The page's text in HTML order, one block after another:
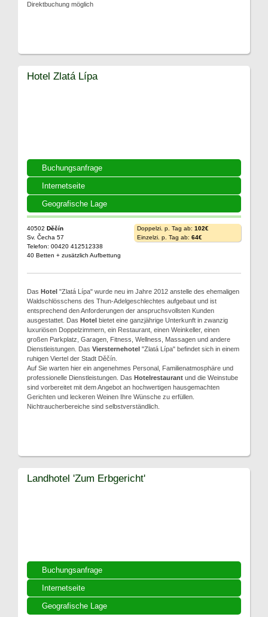
Direktbuchung möglich
Buchungsanfrage
Internetseite
Geografische Lage
Hotel Zlatá Lípa
40502 Děčín
Sv. Čecha 57
Telefon: 00420 412512338
40 Betten + zusätzlich Aufbettung
Doppelzi. p. Tag ab: 102€
Einzelzi. p. Tag ab: 64€
Das Hotel "Zlatá Lípa" wurde neu im Jahre 2012 anstelle des ehemaligen
Waldschlösschens des Thun-Adelgeschlechtes aufgebaut und ist
entsprechend den Anforderungen der anspruchsvollsten Kunden
ausgestattet. Das Hotel bietet eine ganzjährige Unterkunft in zwanzig
luxuriösen Doppelzimmern, ein Restaurant, einen Weinkeller, einen
großen Parkplatz, Garagen, Fitness, Wellness, Massagen und andere
Dienstleistungen. Das Viersternehotel "Zlatá Lípa" befindet sich in einem
ruhigen Viertel der Stadt Děčín.
Auf Sie warten hier ein angenehmes Personal, Familienatmosphäre und
professionelle Dienstleistungen. Das Hotelrestaurant und die Weinstube
sind vorbereitet mit dem Angebot an hochwertigen hausgemachten
Gerichten und leckeren Weinen Ihre Wünsche zu erfüllen.
Nichtraucherbereiche sind selbstverständlich.
Buchungsanfrage
Internetseite
Geografische Lage
Landhotel 'Zum Erbgericht'